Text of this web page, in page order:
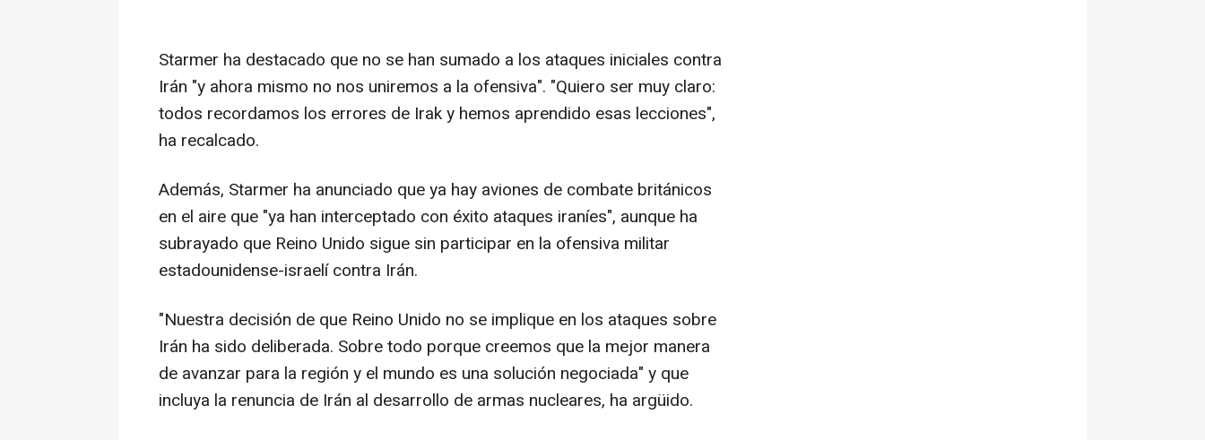
Starmer ha destacado que no se han sumado a los ataques iniciales contra
Irán "y ahora mismo no nos uniremos a la ofensiva". "Quiero ser muy claro:
todos recordamos los errores de Irak y hemos aprendido esas lecciones",
ha recalcado.
Además, Starmer ha anunciado que ya hay aviones de combate británicos
en el aire que "ya han interceptado con éxito ataques iraníes", aunque ha
subrayado que Reino Unido sigue sin participar en la ofensiva militar
estadounidense-israelí contra Irán.
"Nuestra decisión de que Reino Unido no se implique en los ataques sobre
Irán ha sido deliberada. Sobre todo porque creemos que la mejor manera
de avanzar para la región y el mundo es una solución negociada" y que
incluya la renuncia de Irán al desarrollo de armas nucleares, ha argüido.